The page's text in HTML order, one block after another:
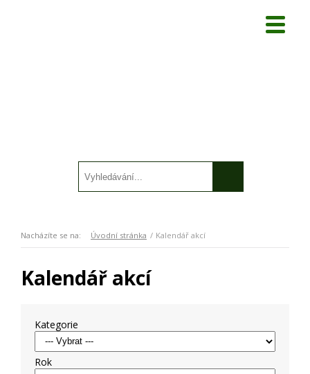
Nacházíte se na: Úvodní stránka Kalendář akcí
Kalendář akcí
Kategorie
Rok